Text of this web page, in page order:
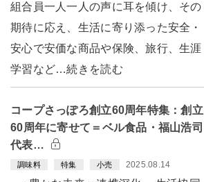
組合員一人一人の声に耳を傾け、その
期待に応え、生活に寄り添った安全・
安心で安価な商品や保険、旅行、生涯
学習など…続きを読む
コープさっぽろ創立60周年特集：創立
60周年に寄せて＝ベル食品・福山浩司
代表…
調味料 特集 小売 2025.08.14